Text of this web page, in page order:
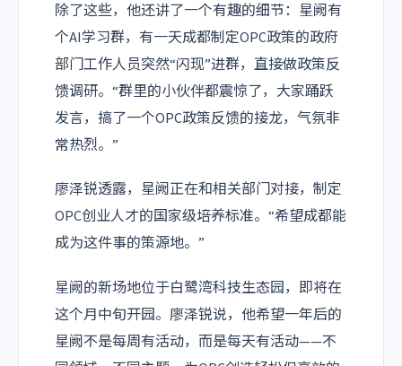
除了这些，他还讲了一个有趣的细节：星阙有
个AI学习群，有一天成都制定OPC政策的政府
部门工作人员突然“闪现”进群，直接做政策反
馈调研。“群里的小伙伴都震惊了，大家踊跃
发言，搞了一个OPC政策反馈的接龙，气氛非
常热烈。”
廖泽锐透露，星阙正在和相关部门对接，制定
OPC创业人才的国家级培养标准。“希望成都能
成为这件事的策源地。”
星阙的新场地位于白鹭湾科技生态园，即将在
这个月中旬开园。廖泽锐说，他希望一年后的
星阙不是每周有活动，而是每天有活动——不